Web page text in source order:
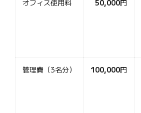
オフィス使用料 50,000円
管理費（3名分） 100,000円